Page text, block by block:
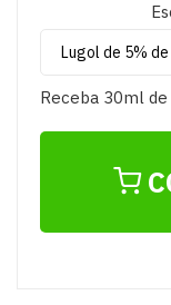
Receba 30ml